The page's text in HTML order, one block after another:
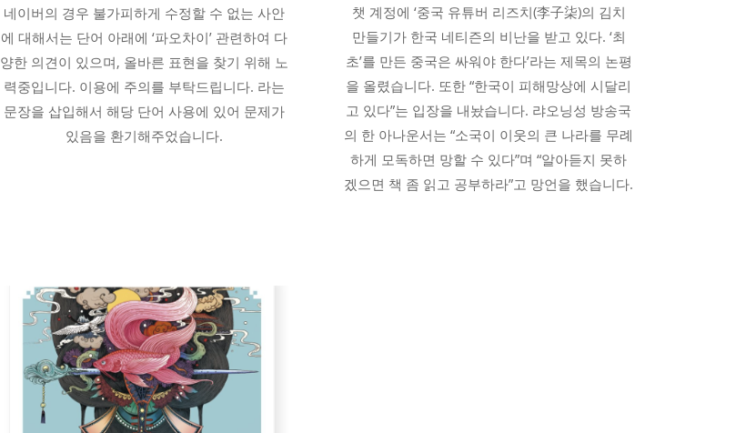
네이버의 경우 불가피하게 수정할 수 없는 사안
에 대해서는 단어 아래에 ‘파오차이’ 관련하여 다
양한 의견이 있으며, 올바른 표현을 찾기 위해 노
력중입니다. 이용에 주의를 부탁드립니다. 라는
문장을 삽입해서 해당 단어 사용에 있어 문제가
있음을 환기해주었습니다.
챗 계정에 ‘중국 유튜버 리즈치(李子柒)의 김치
만들기가 한국 네티즌의 비난을 받고 있다. ‘최
초’를 만든 중국은 싸워야 한다’라는 제목의 논평
을 올렸습니다. 또한 “한국이 피해망상에 시달리
고 있다”는 입장을 내놨습니다. 랴오닝성 방송국
의 한 아나운서는 “소국이 이웃의 큰 나라를 무례
하게 모독하면 망할 수 있다”며 “알아듣지 못하
겠으면 책 좀 읽고 공부하라”고 망언을 했습니다.